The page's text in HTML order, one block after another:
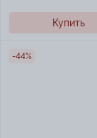
Купить
-44%